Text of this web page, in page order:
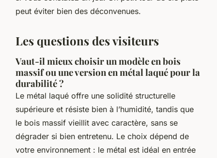
peut éviter bien des déconvenues.
Les questions des visiteurs
Vaut-il mieux choisir un modèle en bois
massif ou une version en métal laqué pour la
durabilité ?
Le métal laqué offre une solidité structurelle
supérieure et résiste bien à l’humidité, tandis que
le bois massif vieillit avec caractère, sans se
dégrader si bien entretenu. Le choix dépend de
votre environnement : le métal est idéal en entrée